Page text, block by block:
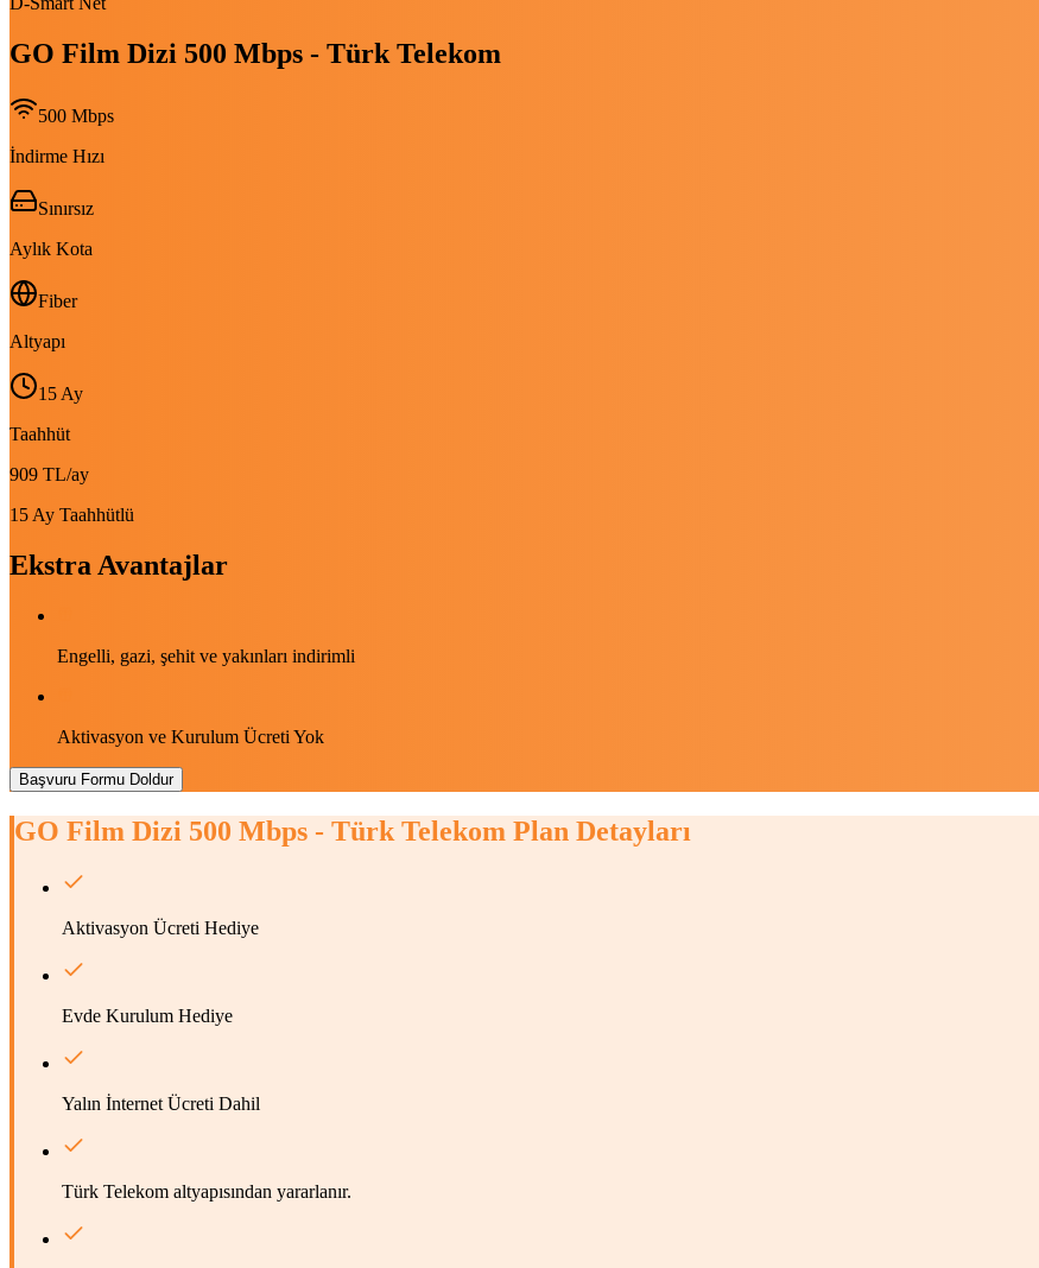
GO Film Dizi 500 Mbps - Türk Telekom
500 Mbps
İndirme Hızı
Sınırsız
Aylık Kota
Fiber
Altyapı
15 Ay
Taahhüt
909 TL/ay
15 Ay Taahhütlü
Ekstra Avantajlar
Engelli, gazi, şehit ve yakınları indirimli
Aktivasyon ve Kurulum Ücreti Yok
Başvuru Formu Doldur
GO Film Dizi 500 Mbps - Türk Telekom Plan Detayları
Aktivasyon Ücreti Hediye
Evde Kurulum Hediye
Yalın İnternet Ücreti Dahil
Türk Telekom altyapısından yararlanır.